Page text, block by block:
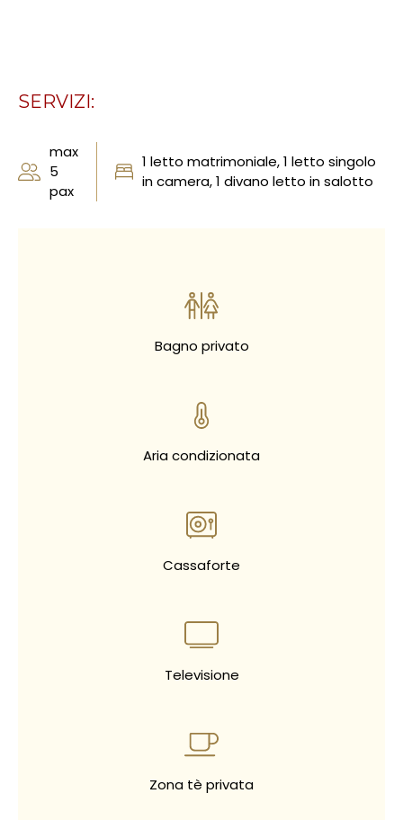
SERVIZI:
max
5
pax
1 letto matrimoniale, 1 letto singolo
in camera, 1 divano letto in salotto
Bagno privato
Aria condizionata
Cassaforte
Televisione
Zona tè privata